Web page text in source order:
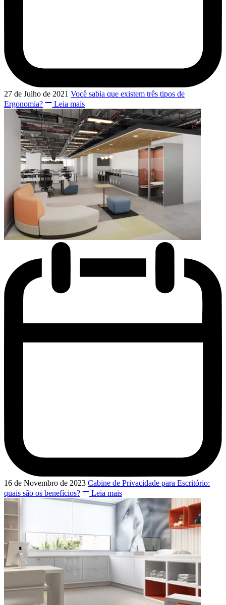
27 de Julho de 2021 Você sabia que existem três tipos de
Ergonomia?
Leia mais
16 de Novembro de 2023 Cabine de Privacidade para Escritório:
quais são os benefícios?
Leia mais